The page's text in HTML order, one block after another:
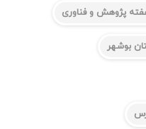
پژوهش و فناوری
بوشهر